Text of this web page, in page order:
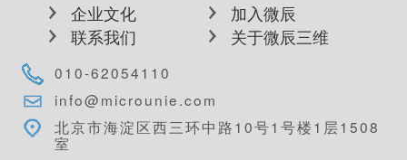
企业文化
加入微辰
联系我们
关于微辰三维
010-62054110
info@microunie.com
北京市海淀区西三环中路10号1号楼1层1508
室